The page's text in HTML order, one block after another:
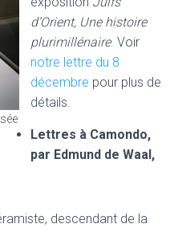
d’Orient, Une histoire
plurimillénaire. Voir
notre lettre du 8
décembre pour plus de
détails.
Lettres à Camondo,
par Edmund de Waal,
descendant de la